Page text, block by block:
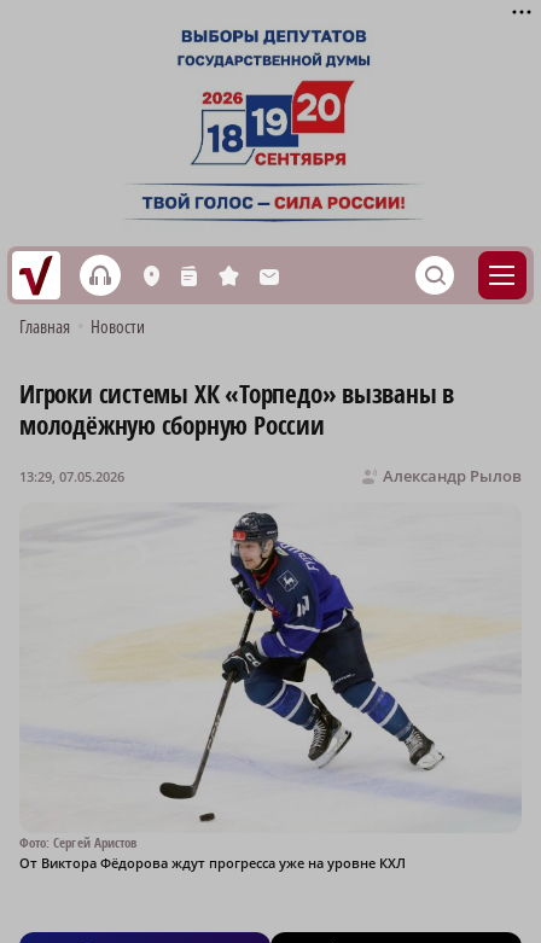
h L n s M S
Главная Новости
Игроки системы ХК «Торпедо» вызваны в
молодёжную сборную России
Александр Рылов
13:29, 07.05.2026
Фото: Сергей Аристов
От Виктора Фёдорова ждут прогресса уже на уровне КХЛ